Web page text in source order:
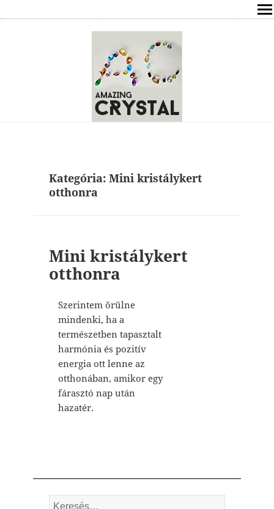
ÍRÁSOK
ÁSVÁNYOK HATÁSAI
ONLINE GYÓGYÍTÁS,TANÁCSADÁS
Kategória: Mini kristálykert
otthonra
Mini kristálykert
otthonra
Szerintem örülne
mindenki, ha a
természetben tapasztalt
harmónia és pozitív
energia ott lenne az
otthonában, amikor egy
fárasztó nap után
hazatér.
Keresés: